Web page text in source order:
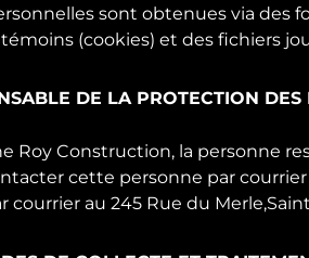
sont obtenues via des
(cookies) et des fichiers
DE LA PROTECTION
Roy Construction, la personne
cette personne par
courrier au 245 Rue du